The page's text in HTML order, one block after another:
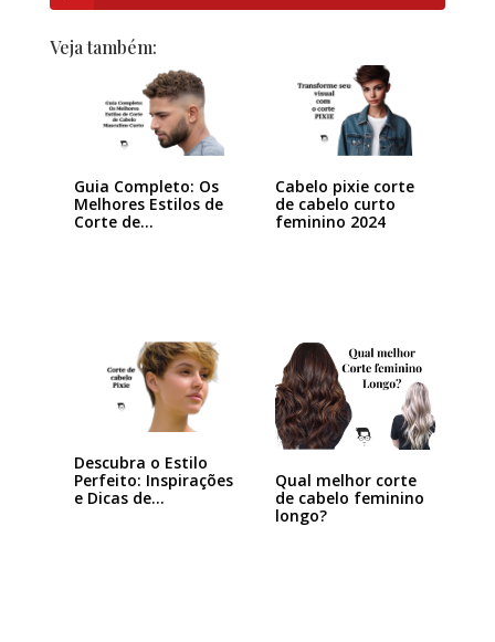
Veja também:
Guia Completo: Os
Melhores Estilos de
Corte de…
Cabelo pixie corte
de cabelo curto
feminino 2024
Descubra o Estilo
Perfeito: Inspirações
e Dicas de…
Qual melhor corte
de cabelo feminino
longo?